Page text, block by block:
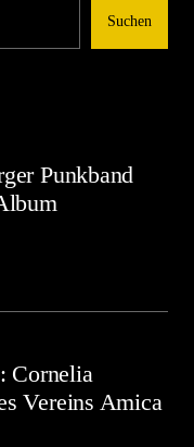
Suchen
Punkband
Cornelia
Vereins Amica